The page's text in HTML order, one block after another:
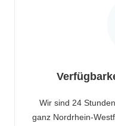
Wir sind 24
ganz Nordrhein-